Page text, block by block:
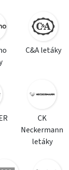
C&A letáky
CK
Neckermann
letáky